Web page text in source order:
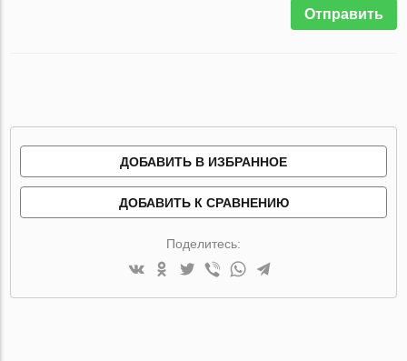
Отправить
ДОБАВИТЬ В ИЗБРАННОЕ
ДОБАВИТЬ К СРАВНЕНИЮ
Поделитесь: